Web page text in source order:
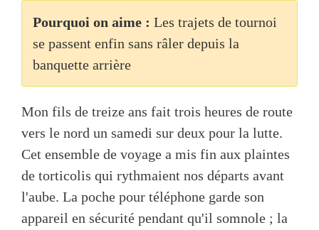
Pourquoi on aime : Les trajets de tournoi
se passent enfin sans râler depuis la
banquette arrière
Mon fils de treize ans fait trois heures de route
vers le nord un samedi sur deux pour la lutte.
Cet ensemble de voyage a mis fin aux plaintes
de torticolis qui rythmaient nos départs avant
l'aube. La poche pour téléphone garde son
appareil en sécurité pendant qu'il somnole ; la